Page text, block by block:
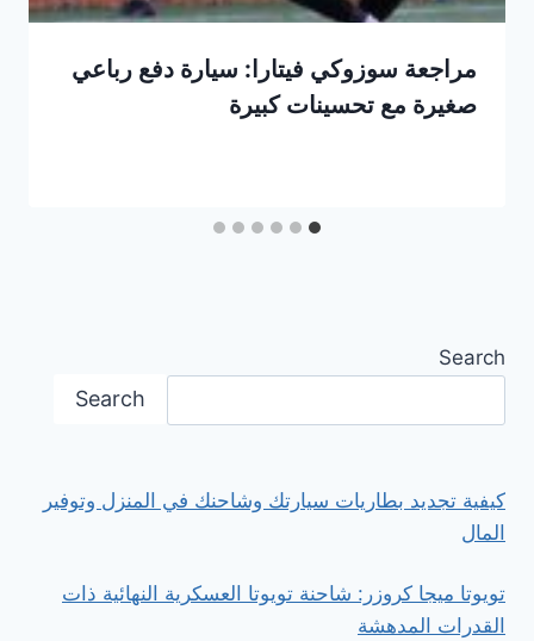
مراجعة سوزوكي فيتارا: سيارة دفع رباعي
صغيرة مع تحسينات كبيرة
Search
Search
كيفية تجديد بطاريات سيارتك وشاحنك في المنزل وتوفير
المال
تويوتا ميجا كروزر: شاحنة تويوتا العسكرية النهائية ذات
القدرات المدهشة